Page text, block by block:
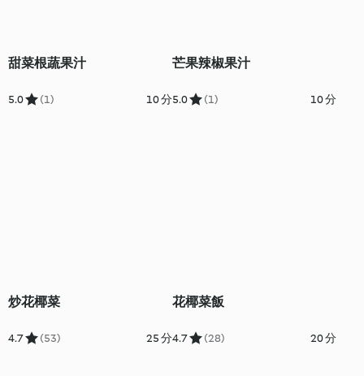
甜菜根蔬果汁
5.0 (1) 10 分
芒果辣椒果汁
5.0 (1) 10 分
炒花椰菜
4.7 (53) 25 分
花椰菜飯
4.7 (28) 20 分